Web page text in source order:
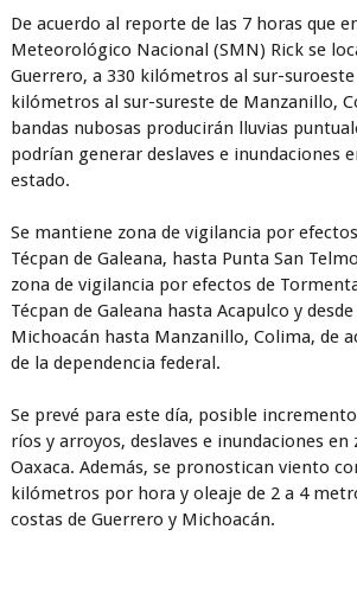
De acuerdo al reporte de las 7 horas que
Meteorológico Nacional (SMN) Rick se
Guerrero, a 330 kilómetros al sur-suroeste
kilómetros al sur-sureste de Manzanillo,
bandas nubosas producirán lluvias
podrían generar deslaves e inundaciones
estado.
Se mantiene zona de vigilancia por
Técpan de Galeana, hasta Punta San
zona de vigilancia por efectos de
Técpan de Galeana hasta Acapulco y
Michoacán hasta Manzanillo, Colima, de
de la dependencia federal.
Se prevé para este día, posible
ríos y arroyos, deslaves e inundaciones en
Oaxaca. Además, se pronostican viento
kilómetros por hora y oleaje de 2 a 4
costas de Guerrero y Michoacán.